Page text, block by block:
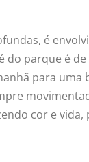
é
parque é de
para
cor e